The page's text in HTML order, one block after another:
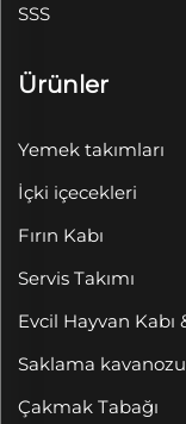
SSS
Ürünler
Yemek takımları
İçki içecekleri
Fırın Kabı
Servis Takımı
Evcil Hayvan Kabı
Saklama kavanozu
Çakmak Tabağı